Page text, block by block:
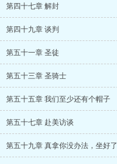
第四十七章 解封
第四十九章 谈判
第五十一章 圣徒
第五十三章 圣骑士
第五十五章 我们至少还有个帽子
第五十七章 赴美访谈
第五十九章 真拿你没办法，坐好了